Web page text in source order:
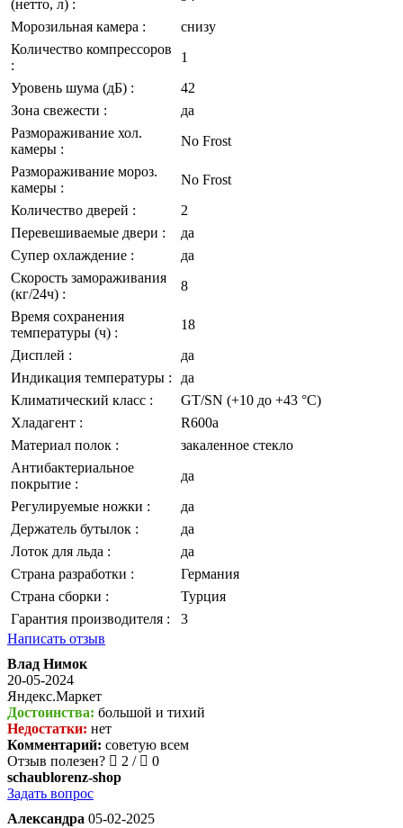
(нетто, л) :
Морозильная камера :
снизу
Количество компрессоров
:
1
Уровень шума (дБ) :
42
Зона свежести :
да
Размораживание хол.
камеры :
No Frost
Размораживание мороз.
камеры :
No Frost
Количество дверей :
2
Перевешиваемые двери :
да
Супер охлаждение :
да
Скорость замораживания
(кг/24ч) :
8
Время сохранения
температуры (ч) :
18
Дисплей :
да
Индикация температуры :
да
Климатический класс :
GT/SN (+10 до +43 °C)
Хладагент :
R600a
Материал полок :
закаленное стекло
Антибактериальное
покрытие :
да
Регулируемые ножки :
да
Держатель бутылок :
да
Лоток для льда :
да
Страна разработки :
Германия
Страна сборки :
Турция
Гарантия производителя :
3
Написать отзыв
Влад Нимок
20-05-2024
Яндекс.Маркет
Достоинства: большой и тихий
Недостатки: нет
Комментарий: советую всем
Отзыв полезен?
2 /
0
schaublorenz-shop
Задать вопрос
Александра 05-02-2025